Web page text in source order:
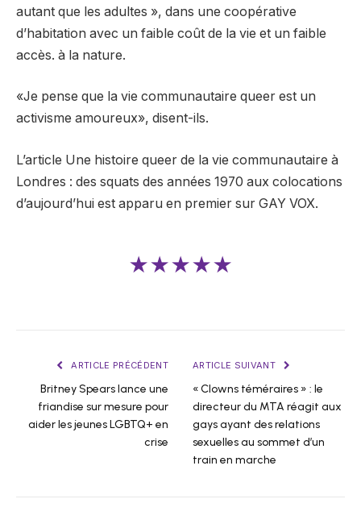
autant que les adultes », dans une coopérative
d’habitation avec un faible coût de la vie et un faible
accès. à la nature.
«Je pense que la vie communautaire queer est un
activisme amoureux», disent-ils.
L’article Une histoire queer de la vie communautaire à
Londres : des squats des années 1970 aux colocations
d’aujourd’hui est apparu en premier sur GAY VOX.
★★★★★
ARTICLE PRÉCÉDENT
Britney Spears lance une
friandise sur mesure pour
aider les jeunes LGBTQ+ en
crise
ARTICLE SUIVANT
« Clowns téméraires » : le
directeur du MTA réagit aux
gays ayant des relations
sexuelles au sommet d’un
train en marche